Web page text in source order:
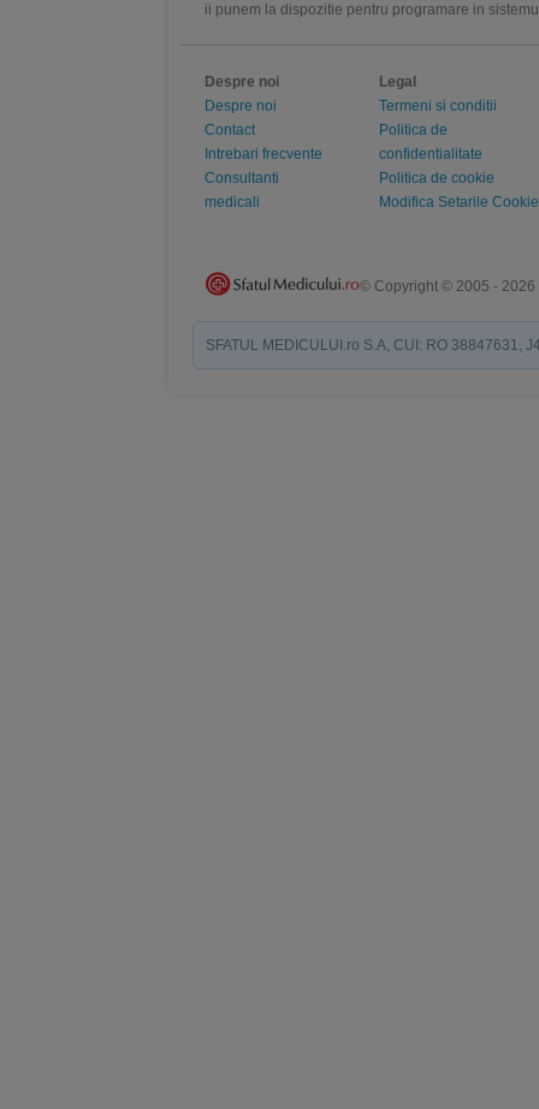
ii punem la dispozitie pentru programare in
Despre noi
Despre noi
Contact
Intrebari frecvente
Consultanti
medicali
Legal
Termeni si conditii
Politica de
confidentialitate
Politica de cookie
Modifica Setarile Cookie
© Copyright © 2005 - 2026
SFATUL MEDICULUI.ro S.A, CUI: RO 38847631,